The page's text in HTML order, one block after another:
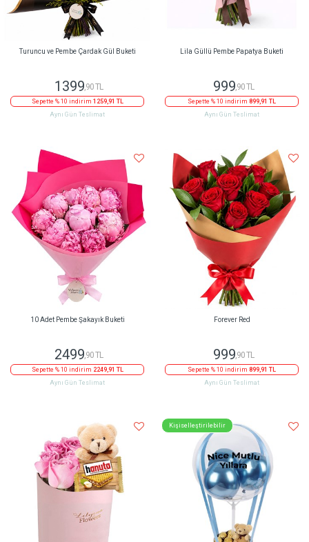
Turuncu ve Pembe Çardak Gül Buketi
1399,90 TL
Sepette % 10 indirim 1259,91 TL
Aynı Gün Teslimat
Lila Güllü Pembe Papatya Buketi
999,90 TL
Sepette % 10 indirim 899,91 TL
Aynı Gün Teslimat
10 Adet Pembe Şakayık Buketi
2499 ,90 TL
Sepette % 10 indirim 2249,91 TL
Aynı Gün Teslimat
Forever Red
999,90 TL
Sepette % 10 indirim 899,91 TL
Aynı Gün Teslimat
Kişiselleştirilebilir